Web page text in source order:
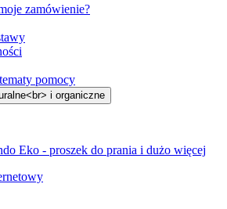
zamówienie?
pomocy
Eko - proszek do prania i dużo więcej